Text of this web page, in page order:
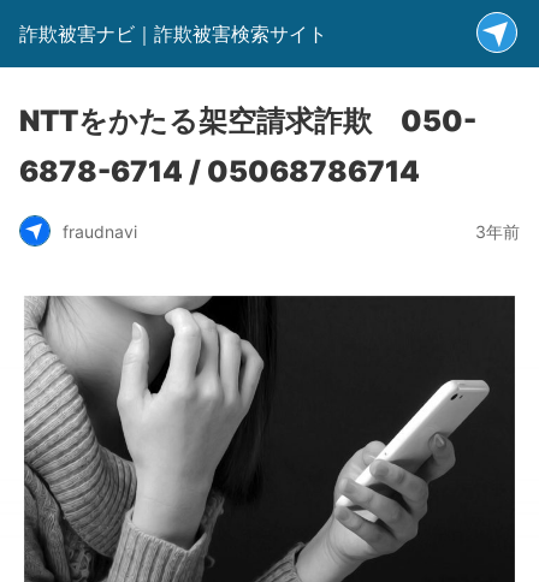
詐欺被害ナビ｜詐欺被害検索サイト
NTTをかたる架空請求詐欺 050-
6878-6714 / 05068786714
fraudnavi 3年前